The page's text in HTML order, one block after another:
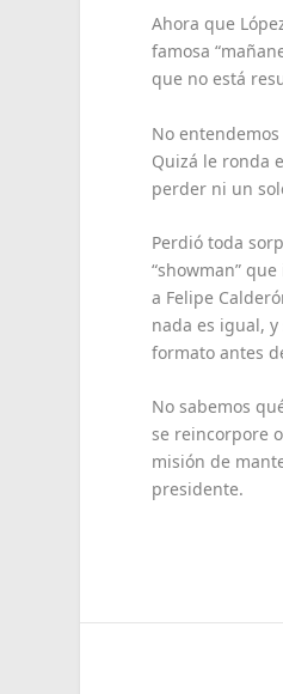
Ahora que
famosa
que no está
No
Quizá le ronda
perder ni un
Perdió toda
“showman”
a Felipe
nada es igual,
formato antes
No sabemos
se reincorpore
misión de
presidente.